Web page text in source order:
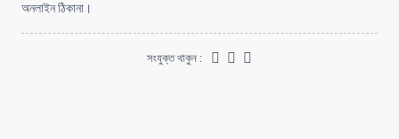
অনলাইন ঠিকানা।
সংযুক্ত থাকুন :